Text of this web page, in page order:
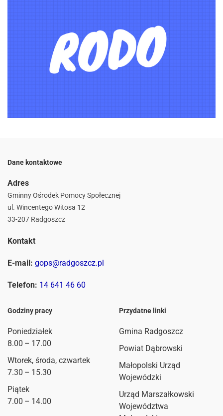
Dane kontaktowe
Adres
Gminny Ośrodek Pomocy Społecznej
ul. Wincentego Witosa 12
33-207 Radgoszcz
Kontakt
E-mail: gops@radgoszcz.pl
Telefon: 14 641 46 60
Godziny pracy
Poniedziałek
8.00 – 17.00
Wtorek, środa, czwartek
7.30 – 15.30
Piątek
7.00 – 14.00
Przydatne linki
Gmina Radgoszcz
Powiat Dąbrowski
Małopolski Urząd
Wojewódzki
Urząd Marszałkowski
Województwa